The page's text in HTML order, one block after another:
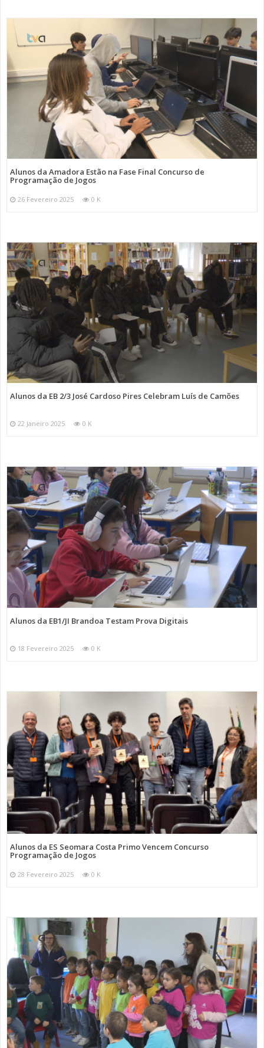
Alunos da Amadora Estão na Fase Final Concurso de
Programação de Jogos
26 Fevereiro 2025 0 K
Alunos da EB 2/3 José Cardoso Pires Celebram Luís de Camões
22 Janeiro 2025 0 K
Alunos da EB1/JI Brandoa Testam Prova Digitais
18 Fevereiro 2025 0 K
Alunos da ES Seomara Costa Primo Vencem Concurso
Programação de Jogos
28 Fevereiro 2025 0 K